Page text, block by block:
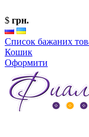
$ грн.
Список бажаних
Кошик
Оформити